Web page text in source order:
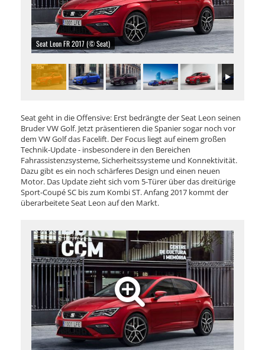
Seat Leon FR 2017 (© Seat)
Seat geht in die Offensive: Erst bedrängte der Seat Leon seinen
Bruder VW Golf. Jetzt präsentieren die Spanier sogar noch vor
dem VW Golf das Facelift. Der Focus liegt auf einem großen
Technik-Update - insbesondere in den Bereichen
Fahrassistenzsysteme, Sicherheitssysteme und Konnektivität.
Dazu gibt es ein noch schärferes Design und einen neuen
Motor. Das Update zieht sich vom 5-Türer über das dreitürige
Sport-Coupé SC bis zum Kombi ST. Anfang 2017 kommt der
überarbeitete Seat Leon auf den Markt.